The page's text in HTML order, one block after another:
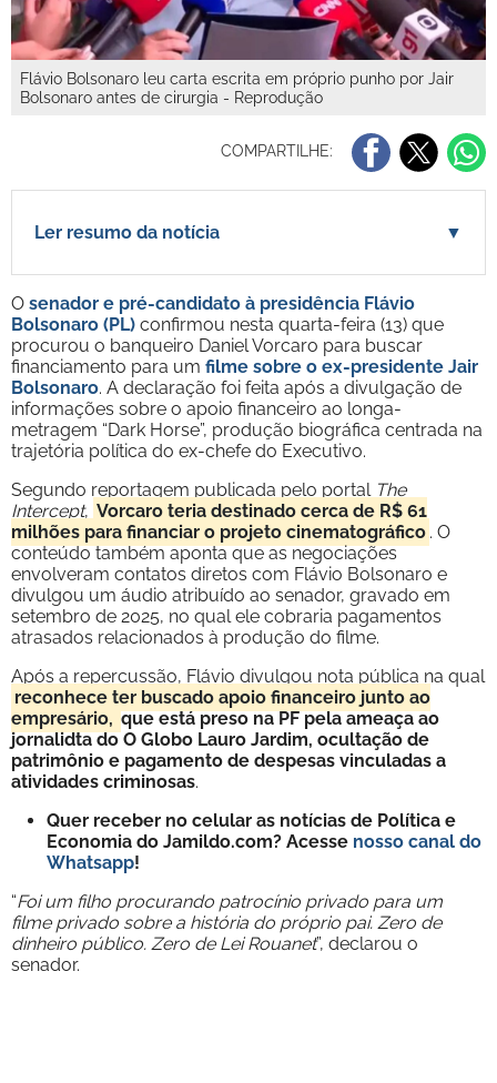
Flávio Bolsonaro leu carta escrita em próprio punho por Jair
Bolsonaro antes de cirurgia - Reprodução
COMPARTILHE:
Ler resumo da notícia ▼
O senador e pré-candidato à presidência Flávio
Bolsonaro (PL) confirmou nesta quarta-feira (13) que
procurou o banqueiro Daniel Vorcaro para buscar
financiamento para um filme sobre o ex-presidente Jair
Bolsonaro. A declaração foi feita após a divulgação de
informações sobre o apoio financeiro ao longa-
metragem “Dark Horse”, produção biográfica centrada na
trajetória política do ex-chefe do Executivo.
Segundo reportagem publicada pelo portal The
Intercept, Vorcaro teria destinado cerca de R$ 61
milhões para financiar o projeto cinematográfico . O
conteúdo também aponta que as negociações
envolveram contatos diretos com Flávio Bolsonaro e
divulgou um áudio atribuído ao senador, gravado em
setembro de 2025, no qual ele cobraria pagamentos
atrasados relacionados à produção do filme.
Após a repercussão, Flávio divulgou nota pública na qual
reconhece ter buscado apoio financeiro junto ao
empresário, que está preso na PF pela ameaça ao
jornalidta do O Globo Lauro Jardim, ocultação de
patrimônio e pagamento de despesas vinculadas a
atividades criminosas.
Quer receber no celular as notícias de Política e
Economia do Jamildo.com? Acesse nosso canal do
Whatsapp!
“Foi um filho procurando patrocínio privado para um
filme privado sobre a história do próprio pai. Zero de
dinheiro público. Zero de Lei Rouanet”, declarou o
senador.